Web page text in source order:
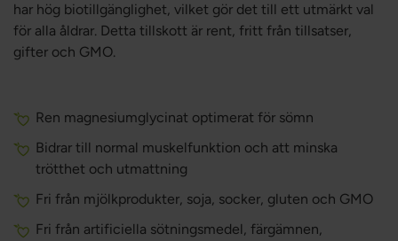
har hög biotillgänglighet, vilket gör det till ett utmärkt val
för alla åldrar. Detta tillskott är rent, fritt från tillsatser,
gifter och GMO.
Ren magnesiumglycinat optimerat för sömn
Bidrar till normal muskelfunktion och att minska
trötthet och utmattning
Fri från mjölkprodukter, soja, socker, gluten och GMO
Fri från artificiella sötningsmedel, färgämnen,